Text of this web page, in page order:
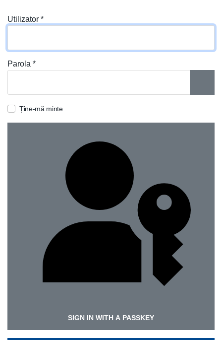
Utilizator *
Parola *
Ține-mă minte
SIGN IN WITH A PASSKEY